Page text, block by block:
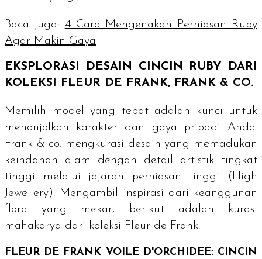
Baca juga: 4 Cara Mengenakan Perhiasan Ruby
Agar Makin Gaya
EKSPLORASI DESAIN CINCIN RUBY DARI
KOLEKSI FLEUR DE FRANK, FRANK & CO.
Memilih model yang tepat adalah kunci untuk
menonjolkan karakter dan gaya pribadi Anda.
Frank & co. mengkurasi desain yang memadukan
keindahan alam dengan detail artistik tingkat
tinggi melalui jajaran perhiasan tinggi ( High
Jewellery). Mengambil inspirasi dari keanggunan
flora yang mekar, berikut adalah kurasi
mahakarya dari koleksi Fleur de Frank.
FLEUR DE FRANK VOILE D'ORCHIDEE: CINCIN